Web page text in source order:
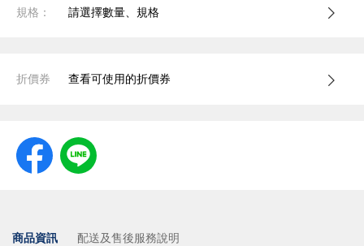
規格： 請選擇數量、規格
折價券 查看可使用的折價券
商品資訊 配送及售後服務說明